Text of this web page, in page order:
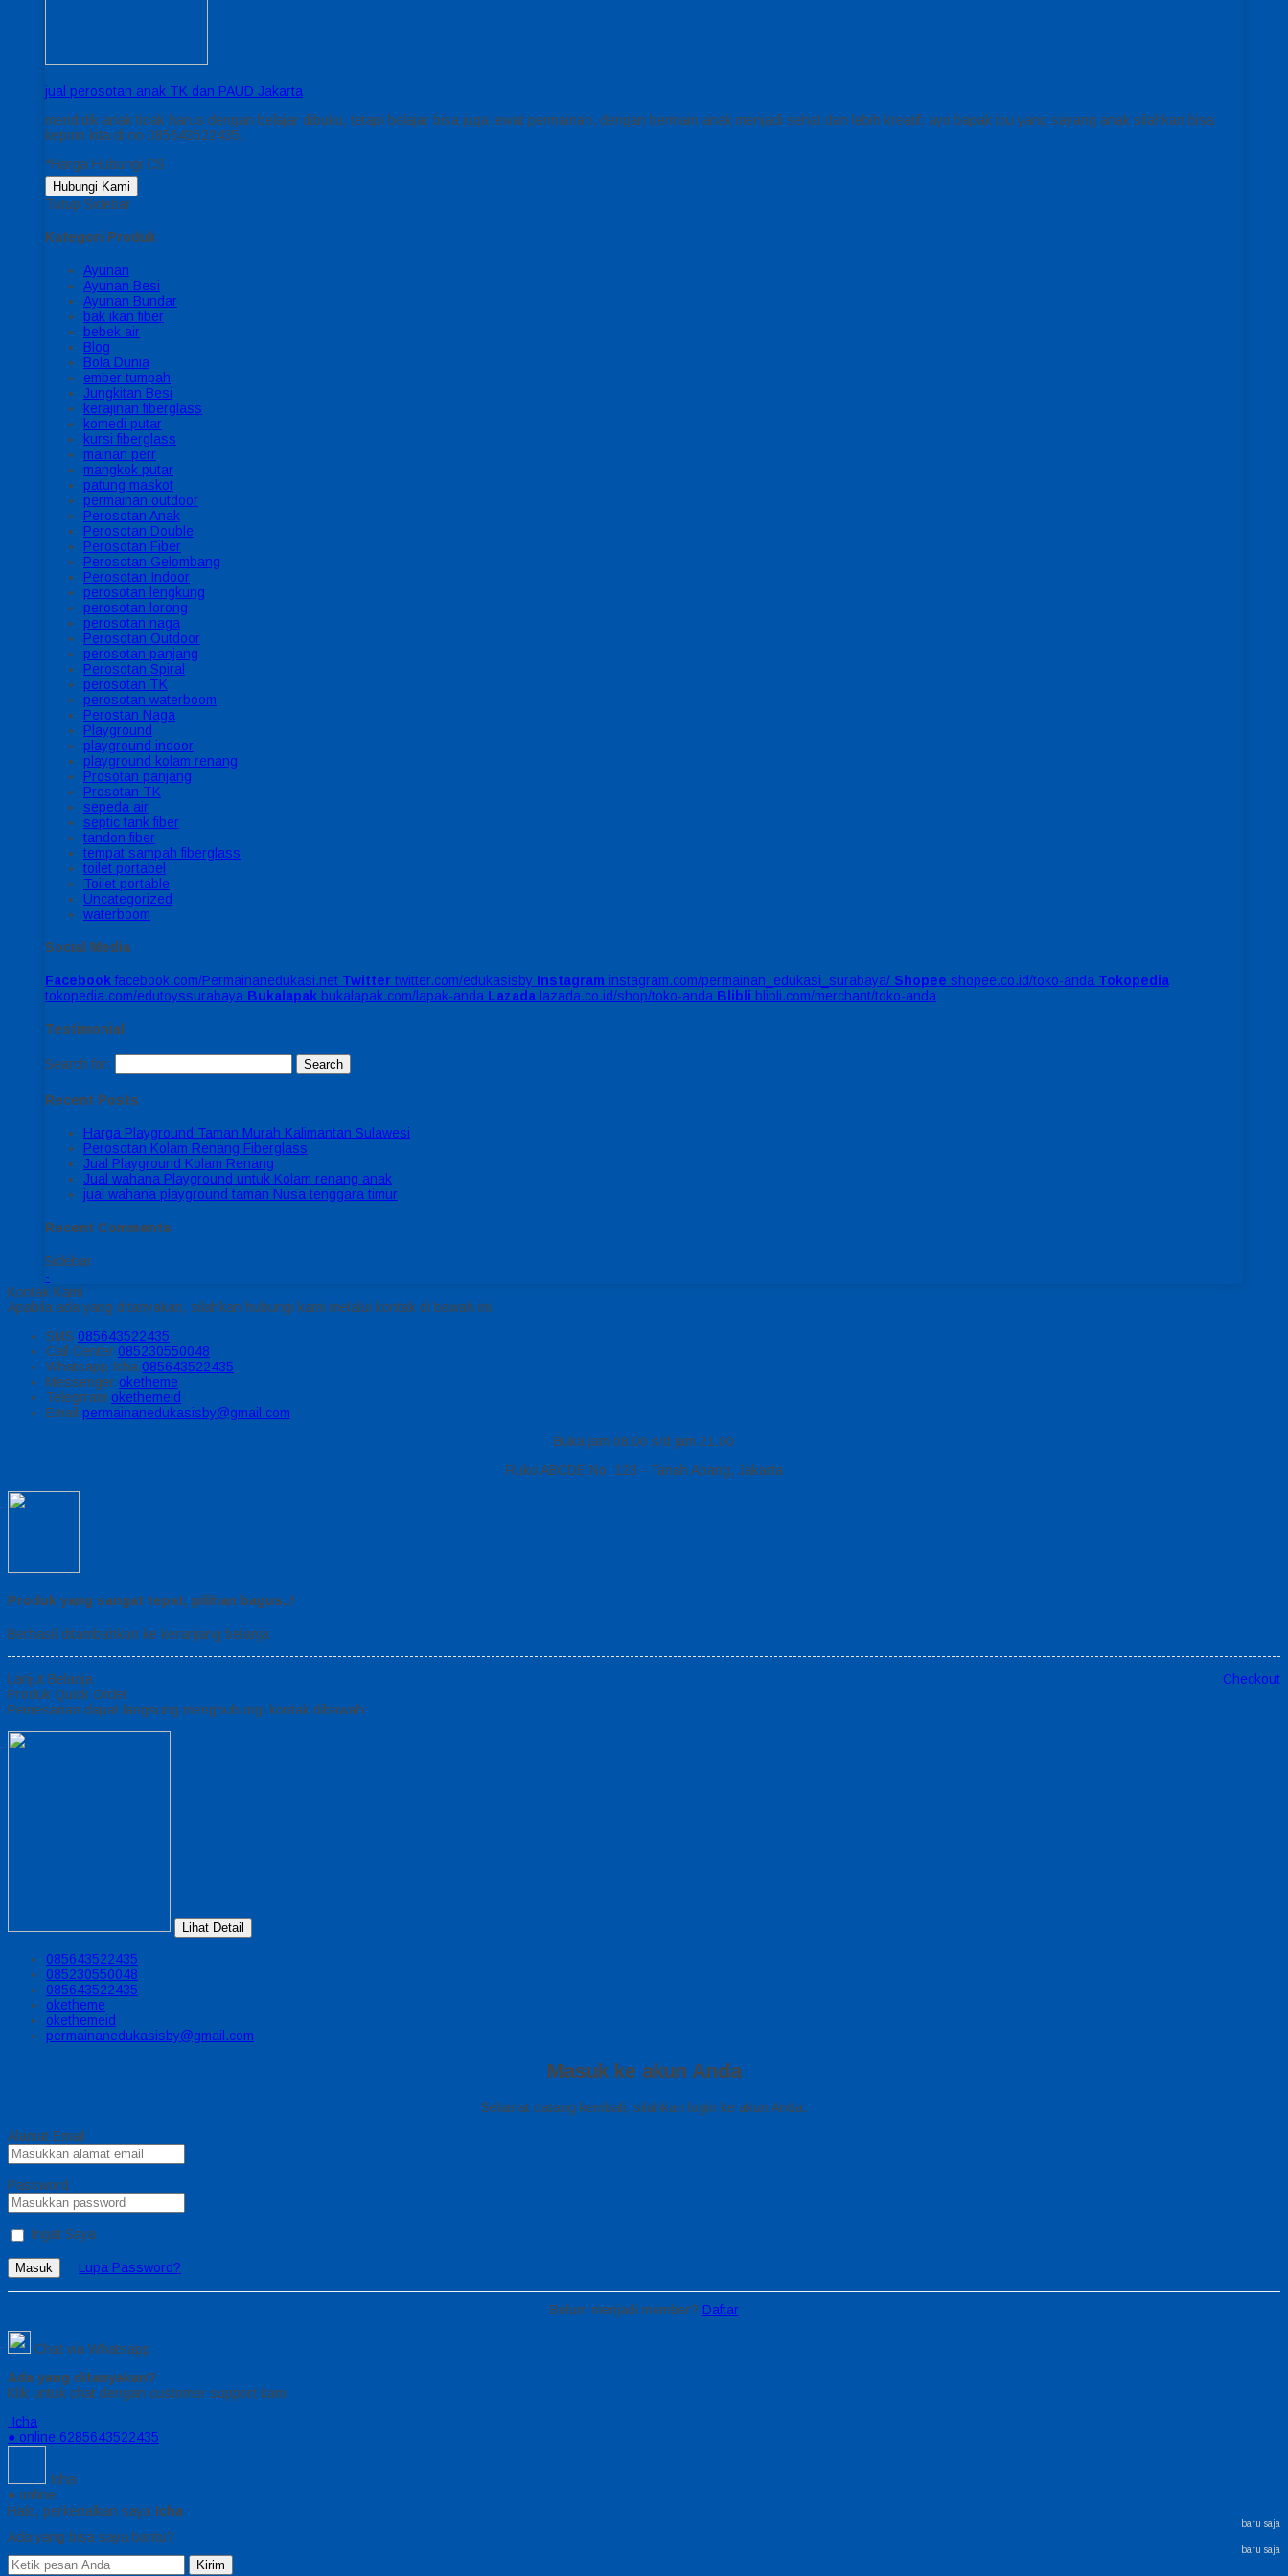
jual perosotan anak TK dan PAUD Jakarta
mendidik anak tidak harus dengan belajar dibuku, tetapi belajar bisa juga lewat permainan, dengan bermain anak menjadi sehat dan lebih kreatif. ayo bapak ibu yang sayang anak silahkan bisa
kepoin kita di no 085643522435.
*Harga Hubungi CS
Hubungi Kami
Tutup Sidebar
Kategori Produk
Ayunan
Ayunan Besi
Ayunan Bundar
bak ikan fiber
bebek air
Blog
Bola Dunia
ember tumpah
Jungkitan Besi
kerajinan fiberglass
komedi putar
kursi fiberglass
mainan perr
mangkok putar
patung maskot
permainan outdoor
Perosotan Anak
Perosotan Double
Perosotan Fiber
Perosotan Gelombang
Perosotan Indoor
perosotan lengkung
perosotan lorong
perosotan naga
Perosotan Outdoor
perosotan panjang
Perosotan Spiral
perosotan TK
perosotan waterboom
Perostan Naga
Playground
playground indoor
playground kolam renang
Prosotan panjang
Prosotan TK
sepeda air
septic tank fiber
tandon fiber
tempat sampah fiberglass
toilet portabel
Toilet portable
Uncategorized
waterboom
Social Media
Facebook facebook.com/Permainanedukasi.net Twitter twitter.com/edukasisby Instagram instagram.com/permainan_edukasi_surabaya/ Shopee shopee.co.id/toko-anda Tokopedia
tokopedia.com/edutoyssurabaya Bukalapak bukalapak.com/lapak-anda Lazada lazada.co.id/shop/toko-anda Blibli blibli.com/merchant/toko-anda
Testimonial
Search for:
Recent Posts
Harga Playground Taman Murah Kalimantan Sulawesi
Perosotan Kolam Renang Fiberglass
Jual Playground Kolam Renang
Jual wahana Playground untuk Kolam renang anak
jual wahana playground taman Nusa tenggara timur
Recent Comments
Sidebar
-
Kontak Kami
Apabila ada yang ditanyakan, silahkan hubungi kami melalui kontak di bawah ini.
SMS 085643522435
Call Center 085230550048
Whatsapp Icha 085643522435
Messenger oketheme
Telegrram okethemeid
Email permainanedukasisby@gmail.com
Buka jam 08.00 s/d jam 21.00
Ruko ABCDE No. 123 - Tanah Abang, Jakarta
Produk yang sangat tepat, pilihan bagus..!
Berhasil ditambahkan ke keranjang belanja
Lanjut Belanja
Checkout
Produk Quick Order
Pemesanan dapat langsung menghubungi kontak dibawah:
Lihat Detail
085643522435
085230550048
085643522435
oketheme
okethemeid
permainanedukasisby@gmail.com
Masuk ke akun Anda
Selamat datang kembali, silahkan login ke akun Anda.
Alamat Email
Password
Ingat Saya
Masuk Lupa Password?
Belum menjadi member? Daftar
Chat via Whatsapp
Ada yang ditanyakan?
Klik untuk chat dengan customer support kami
Icha
● online 6285643522435
Icha
● online
Halo, perkenalkan saya Icha
baru saja
Ada yang bisa saya bantu?
baru saja
Kirim